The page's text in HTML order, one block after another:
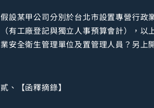
假設某甲公司分別於台北市設置專營行政
（有工廠登記與獨立人事預算會計），
業安全衛生管理單位及置管理人員？另上
貳、【函釋摘錄】